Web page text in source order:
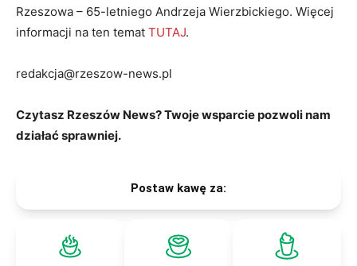
Rzeszowa – 65-letniego Andrzeja Wierzbickiego. Więcej
informacji na ten temat TUTAJ.
redakcja@rzeszow-news.pl
Czytasz Rzeszów News? Twoje wsparcie pozwoli nam
działać sprawniej.
Postaw kawę za: